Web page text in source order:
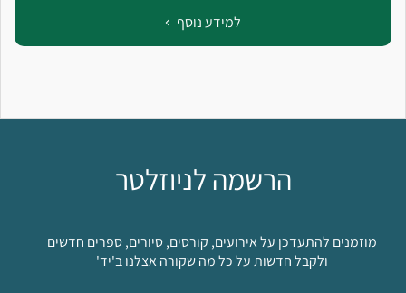
למידע נוסף
הרשמה לניוזלטר
מוזמנים להתעדכן על אירועים, קורסים, סיורים, ספרים חדשים
ולקבל חדשות על כל מה שקורה אצלנו ב'יד'